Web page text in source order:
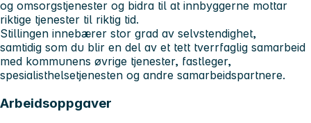
og omsorgstjenester og bidra til at innbyggerne mottar
riktige tjenester til riktig tid.
Stillingen innebærer stor grad av selvstendighet,
samtidig som du blir en del av et tett tverrfaglig samarbeid
med kommunens øvrige tjenester, fastleger,
spesialisthelsetjenesten og andre samarbeidspartnere.
Arbeidsoppgaver